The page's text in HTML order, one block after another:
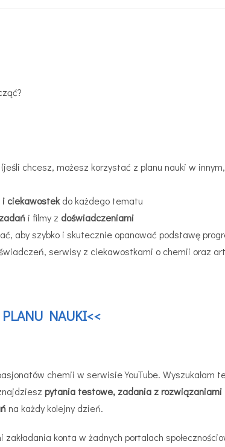
chcesz, możesz korzystać z planu nauki w
i ciekawostekdo każdego tematu
i filmy z doświadczeniami
aby szybko i skutecznie opanować podstawę
serwisy z ciekawostkami o chemii oraz
NAUKI<<
chemii w serwisie YouTube. Wyszukałam
pytania testowe, zadania z rozwiązaniami
na każdy kolejny dzień.
konta w żadnych portalach